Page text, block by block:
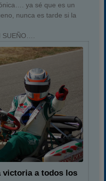
ya sé que es un
nunca es tarde si la
victoria a todos los